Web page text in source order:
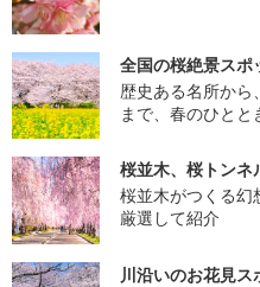
全国の桜絶景スポ
歴史ある名所から
まで、春のひとと
桜並木、桜トンネ
桜並木がつくる幻
厳選して紹介
川沿いのお花見ス